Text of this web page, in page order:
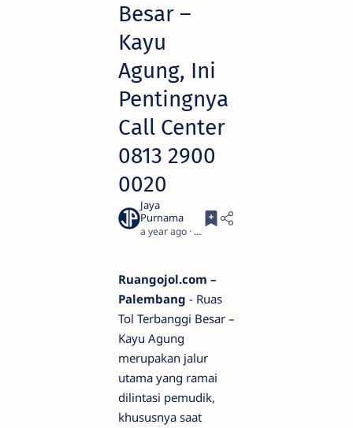
Besar –
Kayu
Agung, Ini
Pentingnya
Call Center
0813 2900
0020
a year ago 4
Ruangojol.com –
Palembang - Ruas
Tol Terbanggi Besar –
Kayu Agung
merupakan jalur
utama yang ramai
dilintasi pemudik,
khususnya saat